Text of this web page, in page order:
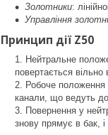
Золотники:
Управління
Принцип дії Z50
Нейтральне
повертається вільно
Робоче положення
канали, що ведуть до
Повернення у
знову прямує в бак,